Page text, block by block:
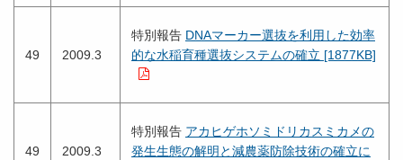
49 2009.3
特別報告 DNAマーカー選抜を利用した効率
的な水稲育種選抜システムの確立 [1877KB]
49 2009.3
特別報告 アカヒゲホソミドリカスミカメの
発生生態の解明と減農薬防除技術の確立に